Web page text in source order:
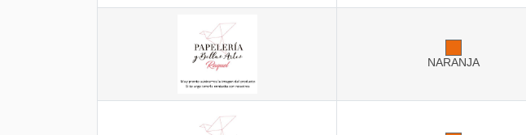
NARANJA